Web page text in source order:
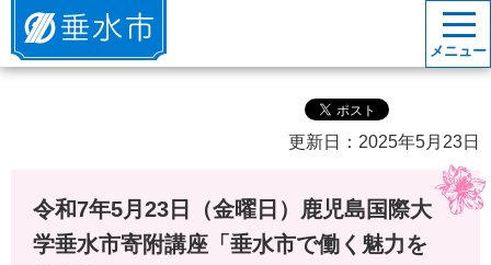
垂水市
メニュー
更新日：2025年5月23日
令和7年5月23日（金曜日）鹿児島国際大
学垂水市寄附講座「垂水市で働く魅力を